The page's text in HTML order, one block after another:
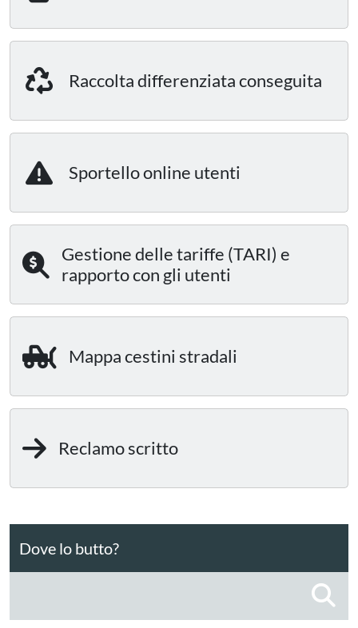
Raccolta differenziata conseguita
Sportello online utenti
Gestione delle tariffe (TARI) e
rapporto con gli utenti
Mappa cestini stradali
Reclamo scritto
Dove lo butto?